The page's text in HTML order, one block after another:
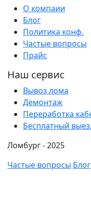
О компаии
Блог
Политика конф.
Частые вопросы
Прайс
Наш сервис
Вывоз лома
Демонтаж
Переработка
Бесплатный
Ломбург - 2025
Частые вопросы Блог